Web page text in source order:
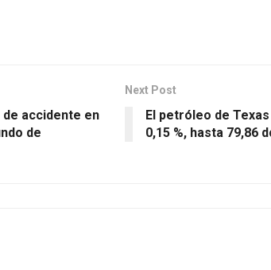
accidente en
de
Next Post
El petróleo de
0,15 %, hasta 79,86